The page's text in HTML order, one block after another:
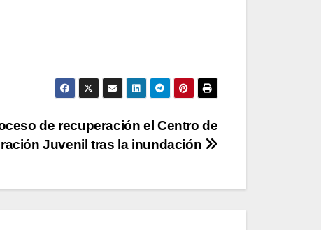
de recuperación el Centro de
Juvenil tras la inundación